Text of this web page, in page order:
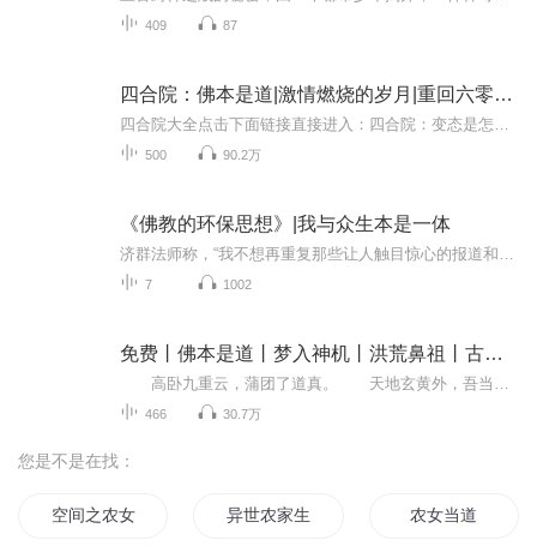
409 87
四合院：佛本是道|激情燃烧的岁月|重回六零年代
500 90.2万
《佛教的环保思想》|我与众生本是一体
7 1002
免费丨佛本是道丨梦入神机丨洪荒鼻祖丨古典仙侠
466 30.7万
您是不是在找：
空间之农女真好命 异世农家生活 农女当道